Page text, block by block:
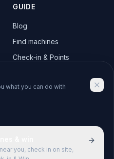
GUIDE
Blog
Find machines
Check-in & Points
Terms & Conditions
what you can do with
you, check in on site,